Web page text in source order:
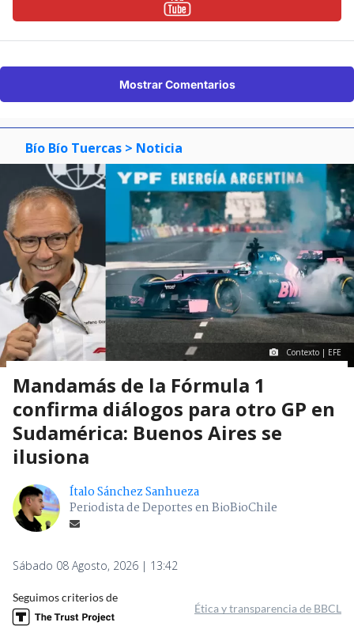
Mostrar Comentarios
Bío Bío Tuercas > Noticia
Contexto | EFE
Mandamás de la Fórmula 1
confirma diálogos para otro GP en
Sudamérica: Buenos Aires se
ilusiona
Ítalo Sánchez Sanhueza
Periodista de Deportes en BioBioChile
Sábado 08 Agosto, 2026 | 13:42
Seguimos criterios de
Ética y transparencia de BBCL